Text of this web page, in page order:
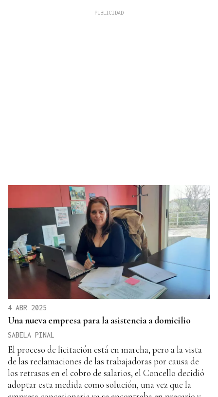
4 ABR 2025
Una nueva empresa para la asistencia a domicilio
SABELA PINAL
El proceso de licitación está en marcha, pero a la vista
de las reclamaciones de las trabajadoras por causa de
los retrasos en el cobro de salarios, el Concello decidió
adoptar esta medida como solución, una vez que la